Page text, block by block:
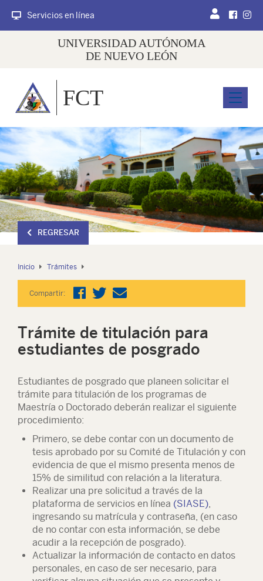
Servicios en línea
UNIVERSIDAD AUTÓNOMA
DE NUEVO LEÓN
Menu
FCT
REGRESAR
Inicio Trámites
Compartir:
Trámite de titulación para
estudiantes de posgrado
Estudiantes de posgrado que planeen solicitar el
trámite para titulación de los programas de
Maestría o Doctorado deberán realizar el siguiente
procedimiento:
Primero, se debe contar con un documento de
tesis aprobado por su Comité de Titulación y con
evidencia de que el mismo presenta menos de
15% de similitud con relación a la literatura.
Realizar una pre solicitud a través de la
plataforma de servicios en línea (SIASE),
ingresando su matrícula y contraseña, (en caso
de no contar con esta información, se debe
acudir a la recepción de posgrado).
Actualizar la información de contacto en datos
personales, en caso de ser necesario, para